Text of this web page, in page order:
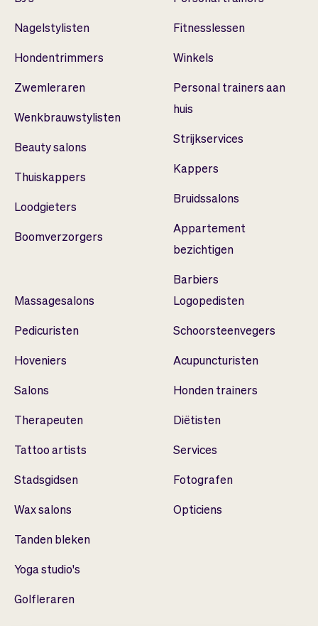
Nagelstylisten
Hondentrimmers
Zwemleraren
Wenkbrauwstylisten
Beauty salons
Thuiskappers
Loodgieters
Boomverzorgers
Fitnesslessen
Winkels
Personal trainers aan
huis
Strijkservices
Kappers
Bruidssalons
Appartement
bezichtigen
Barbiers
Massagesalons
Pedicuristen
Hoveniers
Salons
Therapeuten
Tattoo artists
Stadsgidsen
Wax salons
Tanden bleken
Yoga studio's
Golfleraren
Logopedisten
Schoorsteenvegers
Acupuncturisten
Honden trainers
Diëtisten
Services
Fotografen
Opticiens